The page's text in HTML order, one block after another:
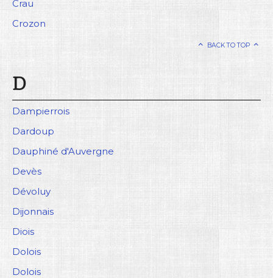
Crau
Crozon
BACK TO TOP
D
Dampierrois
Dardoup
Dauphiné d'Auvergne
Devès
Dévoluy
Dijonnais
Diois
Dolois
Dolois